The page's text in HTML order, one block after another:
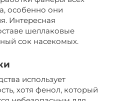
особенно они
Интересная
шеллаковые
сок насекомых.
использует
хотя фенол, который